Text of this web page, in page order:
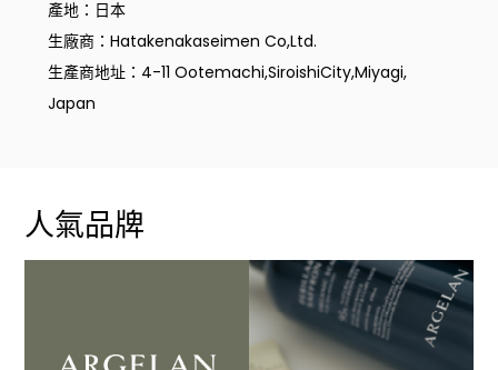
產地：日本
生廠商：Hatakenakaseimen Co,Ltd.
生產商地址：4-11 Ootemachi,SiroishiCity,Miyagi,
Japan
人氣品牌